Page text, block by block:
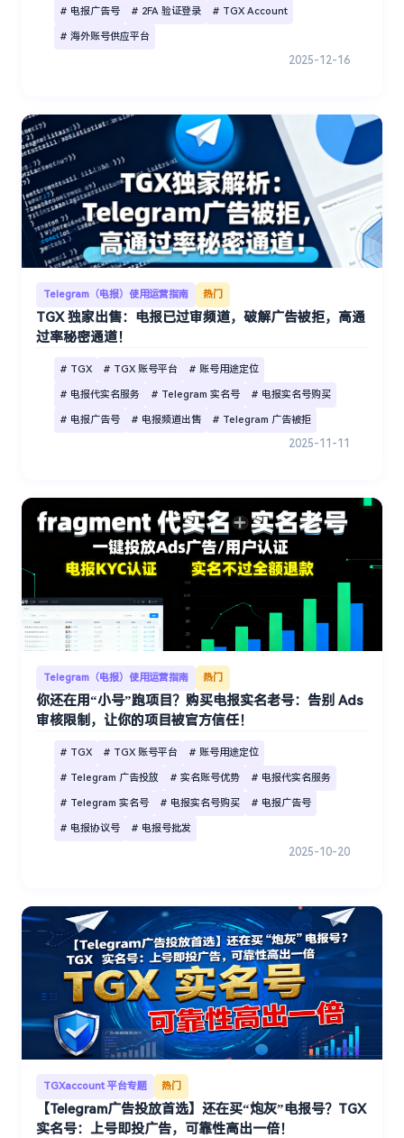
# 电报广告号 # 2FA 验证登录 # TGX Account
# 海外账号供应平台
2025-12-16
Telegram（电报）使用运营指南 热门
TGX 独家出售：电报已过审频道，破解广告被拒，高通
过率秘密通道！
# TGX # TGX 账号平台 # 账号用途定位
# 电报代实名服务 # Telegram 实名号 # 电报实名号购买
# 电报广告号 # 电报频道出售 # Telegram 广告被拒
2025-11-11
Telegram（电报）使用运营指南 热门
你还在用“小号”跑项目？购买电报实名老号：告别 Ads
审核限制，让你的项目被官方信任！
# TGX # TGX 账号平台 # 账号用途定位
# Telegram 广告投放 # 实名账号优势 # 电报代实名服务
# Telegram 实名号 # 电报实名号购买 # 电报广告号
# 电报协议号 # 电报号批发
2025-10-20
TGXaccount 平台专题 热门
【Telegram广告投放首选】还在买“炮灰”电报号？TGX
实名号：上号即投广告，可靠性高出一倍！